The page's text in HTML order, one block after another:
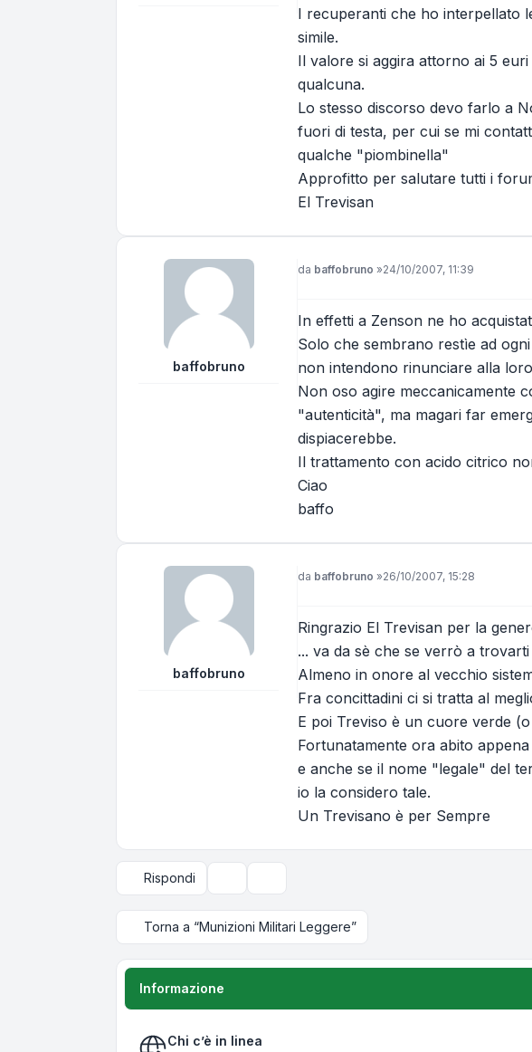
I recuperanti che ho interpellato
simile.
Il valore si aggira attorno ai 5
qualcuna.
Lo stesso discorso devo farlo a
fuori di testa, per cui se mi
qualche "piombinella"
Approfitto per salutare tutti i
El Trevisan
baffobruno
Messaggio
da baffobruno »24/10/2007, 11:39
In effetti a Zenson ne ho
Solo che sembrano restìe ad
non intendono rinunciare alla
Non oso agire meccanicamente
"autenticità", ma magari far
dispiacerebbe.
Il trattamento con acido citrico
Ciao
baffo
baffobruno
Messaggio
da baffobruno »26/10/2007, 15:28
Ringrazio El Trevisan per la
... va da sè che se verrò a
Almeno in onore al vecchio
Fra concittadini ci si tratta al
E poi Treviso è un cuore verde
Fortunatamente ora abito
e anche se il nome "legale" del
io la considero tale.
Un Trevisano è per Sempre
Rispondi
Torna a “Munizioni Militari Leggere”
Informazione
Chi c’è in linea